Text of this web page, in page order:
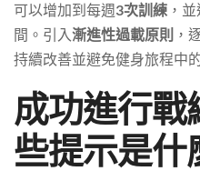
可以增加到每週3次訓練 ，
間。引入漸進性過載原則 ，
持續改善並避免健身旅程中
成功進行戰
些提示是什